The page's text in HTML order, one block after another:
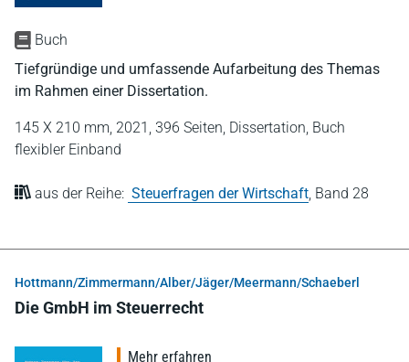
Buch
Tiefgründige und umfassende Aufarbeitung des Themas
im Rahmen einer Dissertation.
145 X 210 mm, 2021, 396 Seiten, Dissertation, Buch
flexibler Einband
aus der Reihe: Steuerfragen der Wirtschaft, Band 28
Hottmann/Zimmermann/Alber/Jäger/Meermann/Schaeberl
Die GmbH im Steuerrecht
Mehr erfahren